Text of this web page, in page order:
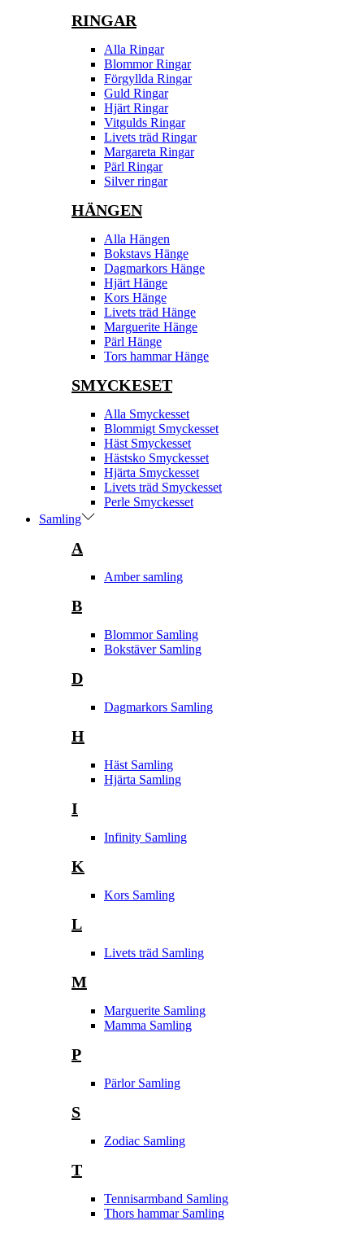
RINGAR
Alla Ringar
Blommor Ringar
Förgyllda Ringar
Guld Ringar
Hjärt Ringar
Vitgulds Ringar
Livets träd Ringar
Margareta Ringar
Pärl Ringar
Silver ringar
HÄNGEN
Alla Hängen
Bokstavs Hänge
Dagmarkors Hänge
Hjärt Hänge
Kors Hänge
Livets träd Hänge
Marguerite Hänge
Pärl Hänge
Tors hammar Hänge
SMYCKESET
Alla Smyckesset
Blommigt Smyckesset
Häst Smyckesset
Hästsko Smyckesset
Hjärta Smyckesset
Livets träd Smyckesset
Perle Smyckesset
Samling
A
Amber samling
B
Blommor Samling
Bokstäver Samling
D
Dagmarkors Samling
H
Häst Samling
Hjärta Samling
I
Infinity Samling
K
Kors Samling
L
Livets träd Samling
M
Marguerite Samling
Mamma Samling
P
Pärlor Samling
S
Zodiac Samling
T
Tennisarmband Samling
Thors hammar Samling